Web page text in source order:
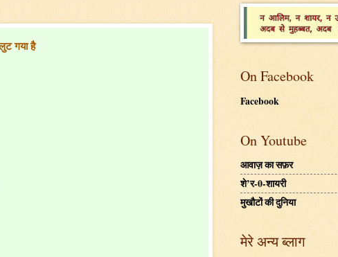
गया है
On Facebook
Facebook
On Youtube
आवाज़ का सफ़र
शे’र-0-शायरी
मुखौटों की दुनिया
मेरे अन्य ब्लाग